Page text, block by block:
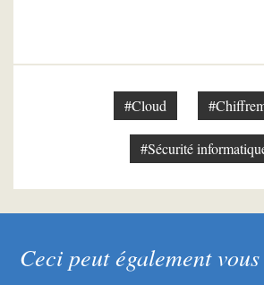
#Cloud
#Sécurité
Ceci peut également